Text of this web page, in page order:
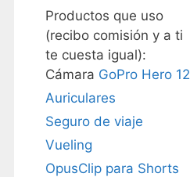
Productos que uso
(recibo comisión y a ti
te cuesta igual):
Cámara GoPro Hero 12
Auriculares
Seguro de viaje
Vueling
OpusClip para Shorts